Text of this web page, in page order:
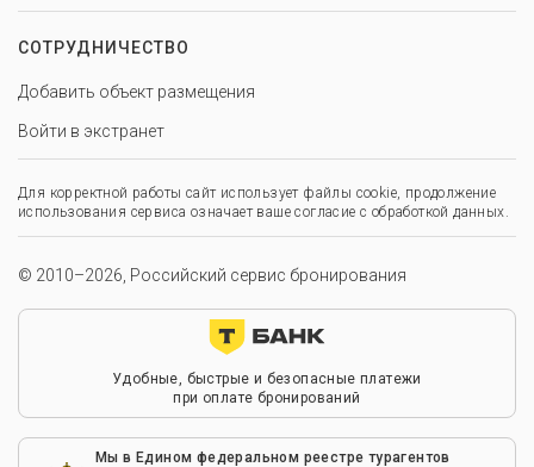
СОТРУДНИЧЕСТВО
Добавить объект размещения
Войти в экстранет
Для корректной работы сайт использует файлы cookie, продолжение
использования сервиса означает ваше согласие с обработкой данных.
© 2010–2026, Российский сервис бронирования
Удобные, быстрые и безопасные платежи
при оплате бронирований
Мы в Едином федеральном реестре турагентов